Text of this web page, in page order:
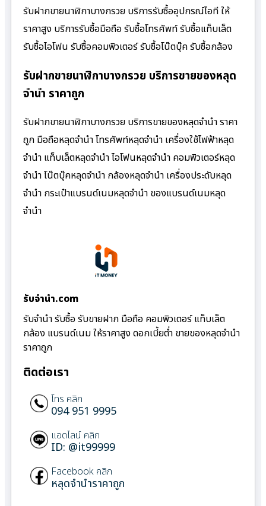
รับฝากขายนาฬิกาบางกรวย บริการรับซื้ออุปกรณ์ไอที ให้
ราคาสูง บริการรับซื้อมือถือ รับซื้อโทรศัพท์ รับซื้อแท็บเล็ต
รับซื้อไอโฟน รับซื้อคอมพิวเตอร์ รับซื้อโน๊ตบุ๊ค รับซื้อกล้อง
รับฝากขายนาฬิกาบางกรวย บริการขายของหลุด
จำนำ ราคาถูก
รับฝากขายนาฬิกาบางกรวย บริการขายของหลุดจำนำ ราคา
ถูก มือถือหลุดจำนำ โทรศัพท์หลุดจำนำ เครื่องใช้ไฟฟ้าหลุด
จำนำ แท็บเล็ตหลุดจำนำ ไอโฟนหลุดจำนำ คอมพิวเตอร์หลุด
จำนำ โน๊ตบุ๊คหลุดจำนำ กล้องหลุดจำนำ เครื่องประดับหลุด
จำนำ กระเป๋าแบรนด์เนมหลุดจำนำ ของแบรนด์เนมหลุด
จำนำ
รับจํานํา.com
รับจำนำ รับซื้อ รับขายฝาก มือถือ คอมพิวเตอร์ แท็บเล็ต
กล้อง แบรนด์เนม ให้ราคาสูง ดอกเบี้ยต่ำ ขายของหลุดจำนำ
ราคาถูก
ติดต่อเรา
โทร คลิก
094 951 9995
แอดไลน์ คลิก
ID: @it99999
Facebook คลิก
หลุดจำนำราคาถูก